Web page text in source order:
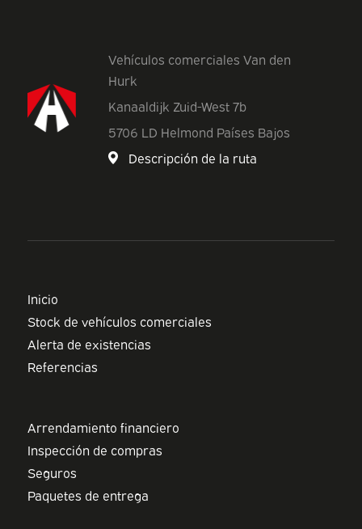
Vehículos comerciales Van den
Hurk
Kanaaldijk Zuid-West 7b
5706 LD Helmond Países Bajos
Descripción de la ruta
Inicio
Stock de vehículos comerciales
Alerta de existencias
Referencias
Arrendamiento financiero
Inspección de compras
Seguros
Paquetes de entrega